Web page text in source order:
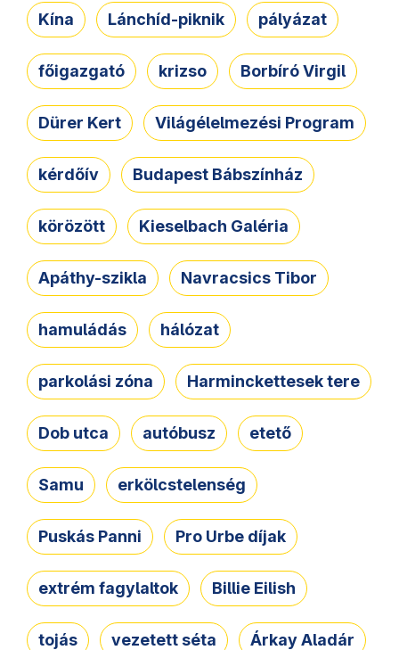
Kína Lánchíd-piknik pályázat
főigazgató krizso Borbíró Virgil
Dürer Kert Világélelmezési Program
kérdőív Budapest Bábszínház
körözött Kieselbach Galéria
Apáthy-szikla Navracsics Tibor
hamuládás hálózat
parkolási zóna Harminckettesek tere
Dob utca autóbusz etető
Samu erkölcstelenség
Puskás Panni Pro Urbe díjak
extrém fagylaltok Billie Eilish
tojás vezetett séta Árkay Aladár